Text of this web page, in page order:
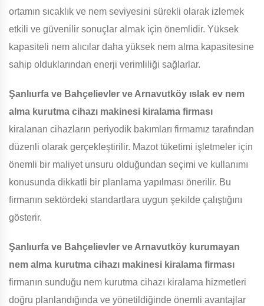
ortamın sıcaklık ve nem seviyesini sürekli olarak izlemek
etkili ve güvenilir sonuçlar almak için önemlidir. Yüksek
kapasiteli nem alıcılar daha yüksek nem alma kapasitesine
sahip olduklarından enerji verimliliği sağlarlar.
Şanlıurfa ve Bahçelievler ve Arnavutköy ıslak ev nem
alma kurutma cihazı makinesi kiralama firması
kiralanan cihazların periyodik bakımları firmamız tarafından
düzenli olarak gerçekleştirilir. Mazot tüketimi işletmeler için
önemli bir maliyet unsuru olduğundan seçimi ve kullanımı
konusunda dikkatli bir planlama yapılması önerilir. Bu
firmanın sektördeki standartlara uygun şekilde çalıştığını
gösterir.
Şanlıurfa ve Bahçelievler ve Arnavutköy kurumayan
nem alma kurutma cihazı makinesi kiralama firması
firmanın sunduğu nem kurutma cihazı kiralama hizmetleri
doğru planlandığında ve yönetildiğinde önemli avantajlar